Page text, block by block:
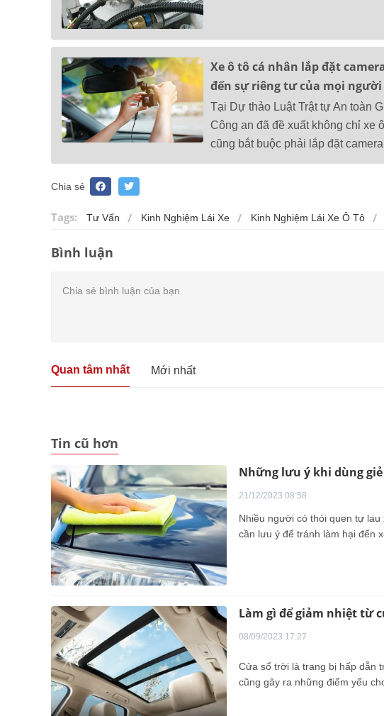
Xe ô tô cá nhân lắp đặt
đến sự riêng tư của mọi người
Tại Dự thảo Luật Trật tự An toàn
Công an đã đề xuất không chỉ xe
cũng bắt buộc phải lắp đặt
Chia sẻ
Tags: Tư Vấn Kinh Nghiệm Lái Xe Kinh Nghiệm Lái Xe Ô Tô
Bình luận
Quan tâm nhất Mới nhất
Tin cũ hơn
Những lưu ý khi dùng
21/12/2023 08:58
Nhiều người có thói quen tự
cần lưu ý để tránh làm hại đến
Làm gì để giảm nhiệt từ
08/09/2023 17:27
Cửa sổ trời là trang bị hấp dẫn
cũng gây ra những điểm yếu